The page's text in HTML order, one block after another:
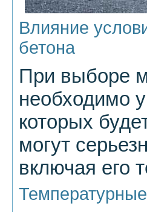
Влияние
бетона
При выборе
необходимо
которых
могут
включая его